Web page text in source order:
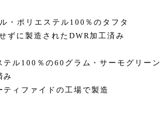
・ポリエステル100％のタフタ
ずに製造されたDWR加工済み
テル100％の60グラム・サーモグリーン
み
ティファイドの工場で製造